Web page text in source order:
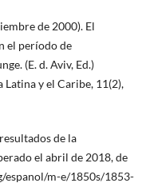
de 2000). El
el período de
(E. d. Aviv, Ed.)
y el Caribe, 11(2),
de la
el abril de 2018, de
m-e/1850s/1853-